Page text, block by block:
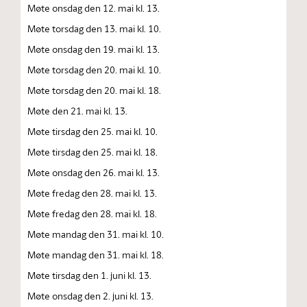
Møte onsdag den 12. mai kl. 13.
Møte torsdag den 13. mai kl. 10.
Møte onsdag den 19. mai kl. 13.
Møte torsdag den 20. mai kl. 10.
Møte torsdag den 20. mai kl. 18.
Møte den 21. mai kl. 13.
Møte tirsdag den 25. mai kl. 10.
Møte tirsdag den 25. mai kl. 18.
Møte onsdag den 26. mai kl. 13.
Møte fredag den 28. mai kl. 13.
Møte fredag den 28. mai kl. 18.
Møte mandag den 31. mai kl. 10.
Møte mandag den 31. mai kl. 18.
Møte tirsdag den 1. juni kl. 13.
Møte onsdag den 2. juni kl. 13.